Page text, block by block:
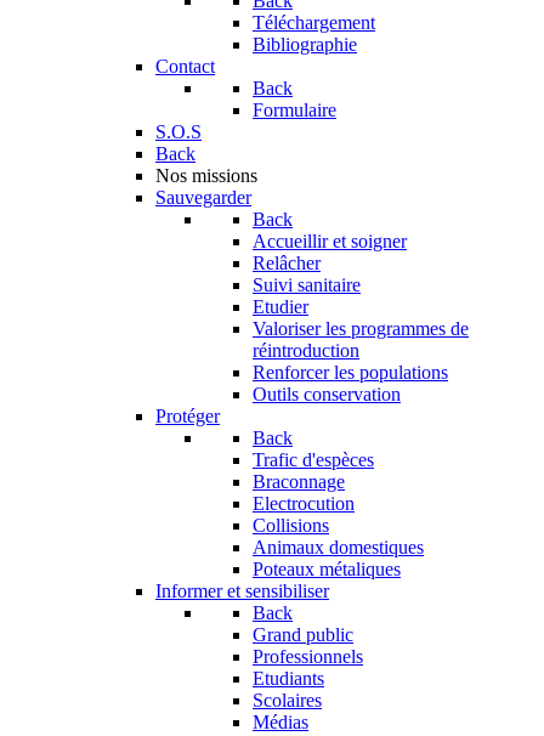
Téléchargement
Bibliographie
Contact
Back
Formulaire
S.O.S
Back
Nos missions
Sauvegarder
Back
Accueillir et soigner
Relâcher
Suivi sanitaire
Etudier
Valoriser les programmes de
réintroduction
Renforcer les populations
Outils conservation
Protéger
Back
Trafic d'espèces
Braconnage
Electrocution
Collisions
Animaux domestiques
Poteaux métaliques
Informer et sensibiliser
Back
Grand public
Professionnels
Etudiants
Scolaires
Médias